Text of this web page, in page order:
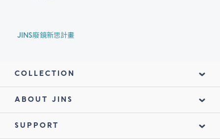
JINS廢鏡新思計畫
COLLECTION
ABOUT JINS
SUPPORT